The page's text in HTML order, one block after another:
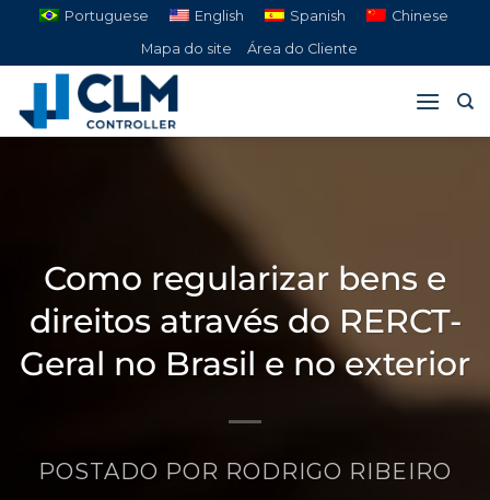
Pular
o
conteúdo
Portuguese English Spanish
Chinese
Mapa do site
Área do Cliente
Como regularizar bens e
direitos através do RERCT-
Geral no Brasil e no exterior
POSTADO POR RODRIGO RIBEIRO